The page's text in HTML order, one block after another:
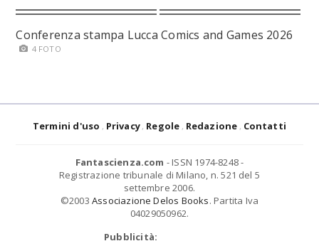
Conferenza stampa Lucca Comics and Games 2026
4 FOTO
Termini d'uso Privacy Regole Redazione Contatti
Fantascienza.com - ISSN 1974-8248 -
Registrazione tribunale di Milano, n. 521 del 5
settembre 2006.
©2003 Associazione Delos Books. Partita Iva
04029050962.
Pubblicità: